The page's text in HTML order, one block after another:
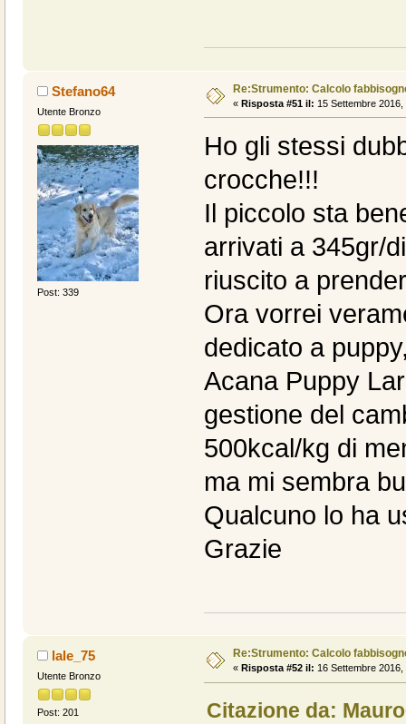
Stefano64
Utente Bronzo
Post: 339
Re:Strumento: Calcolo
« Risposta #51 il: 15 Settembre 2016,
Ho gli stessi
crocche!!!
Il piccolo sta
arrivati a 345gr/
riuscito a
Ora vorrei
dedicato a
Acana Puppy
gestione del
500kcal/kg di
ma mi sembra
Qualcuno lo ha
Grazie
lale_75
Utente Bronzo
Post: 201
Re:Strumento: Calcolo
« Risposta #52 il: 16 Settembre 2016,
Citazione da: